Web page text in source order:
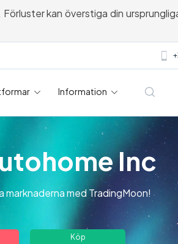
kan överstiga din
Information
Inc
marknaderna med TradingMoon!
Köp